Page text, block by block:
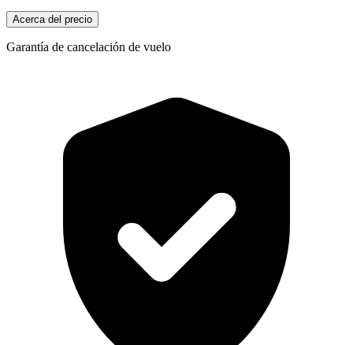
Acerca del precio
Garantía de cancelación de vuelo